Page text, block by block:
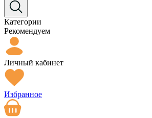
Категории
Рекомендуем
Личный кабинет
Избранное